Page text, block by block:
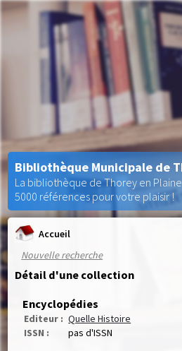
Accueil
Nouvelle recherche
Détail d'une collection
Encyclopédies
Editeur : Quelle Histoire
ISSN :
pas d'ISSN
Bibliothèque Municipale de
La bibliothèque de Thorey en
5000 références pour votre plaisir !